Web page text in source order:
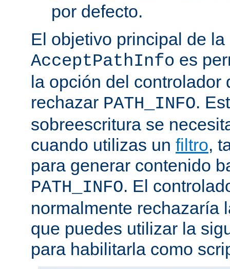
por defecto.
El objetivo principal de la
AcceptPathInfo es
la opción del controlador
rechazar PATH_INFO.
sobreescritura se
cuando utilizas un filtro,
para generar contenido
PATH_INFO. El
normalmente rechazaría
que puedes utilizar la
para habilitarla como